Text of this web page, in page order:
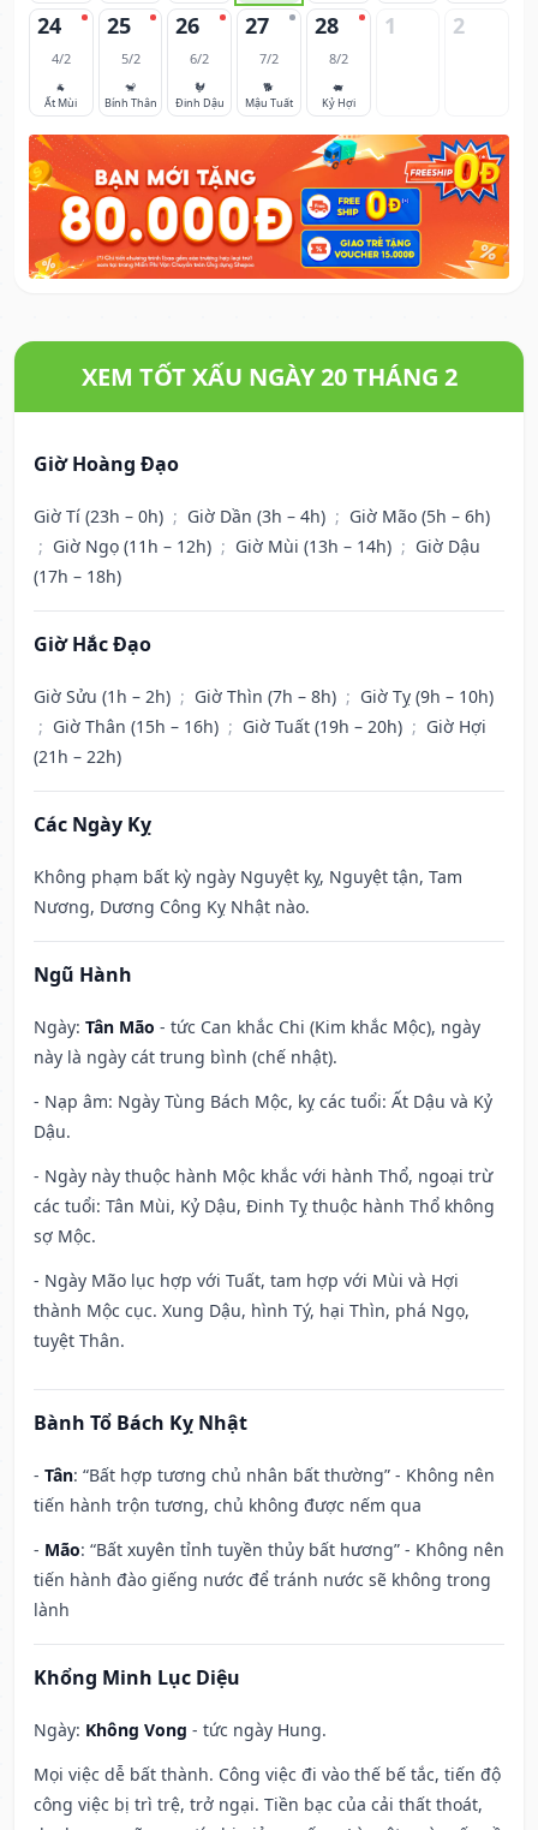
24
4/2
🐐
Ất Mùi
25
5/2
🐒
Bính Thân
26
6/2
🐓
Đinh Dậu
27
7/2
🐕
Mậu Tuất
28
8/2
🐖
Kỷ Hợi
1 2
XEM TỐT XẤU NGÀY 20 THÁNG 2
Giờ Hoàng Đạo
Giờ Tí (23h – 0h) ; Giờ Dần (3h – 4h) ; Giờ Mão (5h – 6h)
; Giờ Ngọ (11h – 12h) ; Giờ Mùi (13h – 14h) ; Giờ Dậu
(17h – 18h)
Giờ Hắc Đạo
Giờ Sửu (1h – 2h) ; Giờ Thìn (7h – 8h) ; Giờ Tỵ (9h – 10h)
; Giờ Thân (15h – 16h) ; Giờ Tuất (19h – 20h) ; Giờ Hợi
(21h – 22h)
Các Ngày Kỵ
Không phạm bất kỳ ngày Nguyệt kỵ, Nguyệt tận, Tam
Nương, Dương Công Kỵ Nhật nào.
Ngũ Hành
Ngày: Tân Mão - tức Can khắc Chi (Kim khắc Mộc), ngày
này là ngày cát trung bình (chế nhật).
- Nạp âm: Ngày Tùng Bách Mộc, kỵ các tuổi: Ất Dậu và Kỷ
Dậu.
- Ngày này thuộc hành Mộc khắc với hành Thổ, ngoại trừ
các tuổi: Tân Mùi, Kỷ Dậu, Đinh Tỵ thuộc hành Thổ không
sợ Mộc.
- Ngày Mão lục hợp với Tuất, tam hợp với Mùi và Hợi
thành Mộc cục. Xung Dậu, hình Tý, hại Thìn, phá Ngọ,
tuyệt Thân.
Bành Tổ Bách Kỵ Nhật
- Tân: “Bất hợp tương chủ nhân bất thường” - Không nên
tiến hành trộn tương, chủ không được nếm qua
- Mão: “Bất xuyên tỉnh tuyền thủy bất hương” - Không nên
tiến hành đào giếng nước để tránh nước sẽ không trong
lành
Khổng Minh Lục Diệu
Ngày: Không Vong - tức ngày Hung.
Mọi việc dễ bất thành. Công việc đi vào thế bế tắc, tiến độ
công việc bị trì trệ, trở ngại. Tiền bạc của cải thất thoát,